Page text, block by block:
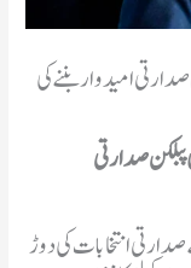
امیدوار بننے کی
صدارتی
مائیک پنس بھی امریکا میں 2024 کے صدارتی انتخابات کی دوڑ